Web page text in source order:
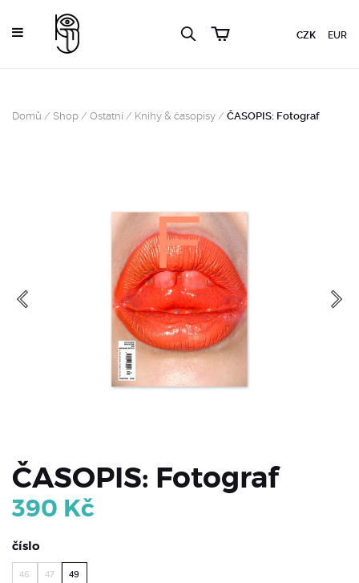
CZK EUR
Domů / Shop / Ostatní / Knihy & časopisy / ČASOPIS: Fotograf
ČASOPIS: Fotograf
390 Kč
číslo
46 47 49